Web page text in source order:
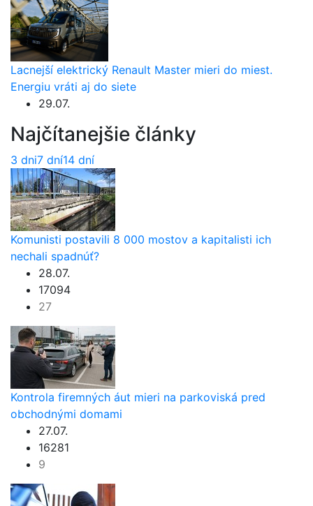
Lacnejší elektrický Renault Master mieri do miest.
Energiu vráti aj do siete
29.07.
Najčítanejšie články
3 dni7 dní14 dní
Komunisti postavili 8 000 mostov a kapitalisti ich
nechali spadnúť?
28.07.
17094
27
Kontrola firemných áut mieri na parkoviská pred
obchodnými domami
27.07.
16281
9